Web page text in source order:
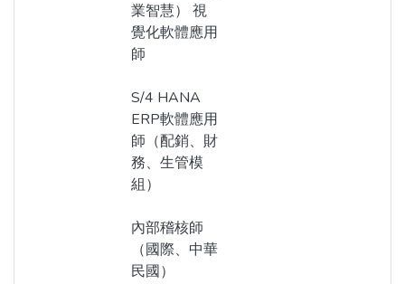
業智慧） 視
覺化軟體應用
師
S/4 HANA
ERP軟體應用
師（配銷、財
務、生管模
組）
內部稽核師
（國際、中華
民國）